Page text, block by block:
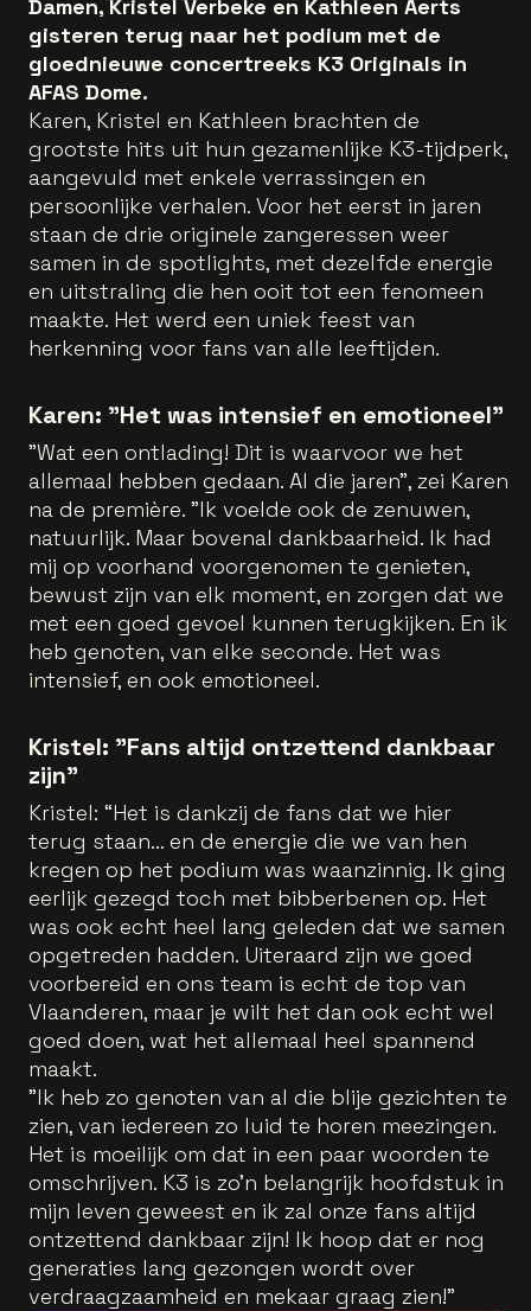
Damen, Kristel Verbeke en Kathleen Aerts
gisteren terug naar het podium met de
gloednieuwe concertreeks K3 Originals in
AFAS Dome.
Karen, Kristel en Kathleen brachten de
grootste hits uit hun gezamenlijke K3-tijdperk,
aangevuld met enkele verrassingen en
persoonlijke verhalen. Voor het eerst in jaren
staan de drie originele zangeressen weer
samen in de spotlights, met dezelfde energie
en uitstraling die hen ooit tot een fenomeen
maakte. Het werd een uniek feest van
herkenning voor fans van alle leeftijden.
Karen: "Het was intensief en emotioneel"
"Wat een ontlading! Dit is waarvoor we het
allemaal hebben gedaan. Al die jaren", zei Karen
na de première. "Ik voelde ook de zenuwen,
natuurlijk. Maar bovenal dankbaarheid. Ik had
mij op voorhand voorgenomen te genieten,
bewust zijn van elk moment, en zorgen dat we
met een goed gevoel kunnen terugkijken. En ik
heb genoten, van elke seconde. Het was
intensief, en ook emotioneel.
Kristel: "Fans altijd ontzettend dankbaar
zijn"
Kristel: “Het is dankzij de fans dat we hier
terug staan… en de energie die we van hen
kregen op het podium was waanzinnig. Ik ging
eerlijk gezegd toch met bibberbenen op. Het
was ook echt heel lang geleden dat we samen
opgetreden hadden. Uiteraard zijn we goed
voorbereid en ons team is echt de top van
Vlaanderen, maar je wilt het dan ook echt wel
goed doen, wat het allemaal heel spannend
maakt.
"Ik heb zo genoten van al die blije gezichten te
zien, van iedereen zo luid te horen meezingen.
Het is moeilijk om dat in een paar woorden te
omschrijven. K3 is zo’n belangrijk hoofdstuk in
mijn leven geweest en ik zal onze fans altijd
ontzettend dankbaar zijn! Ik hoop dat er nog
generaties lang gezongen wordt over
verdraagzaamheid en mekaar graag zien!”